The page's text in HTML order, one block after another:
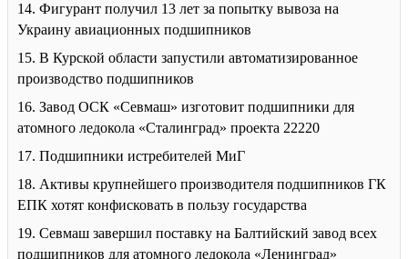
14. Фигурант получил 13 лет за попытку вывоза на
Украину авиационных подшипников
15. В Курской области запустили автоматизированное
производство подшипников
16. Завод ОСК «Севмаш» изготовит подшипники для
атомного ледокола «Сталинград» проекта 22220
17. Подшипники истребителей МиГ
18. Активы крупнейшего производителя подшипников ГК
ЕПК хотят конфисковать в пользу государства
19. Севмаш завершил поставку на Балтийский завод всех
подшипников для атомного ледокола «Ленинград»